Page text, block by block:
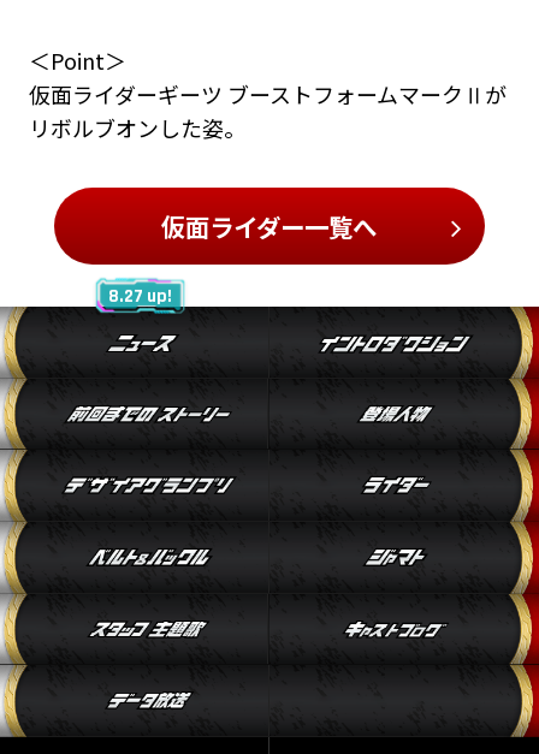
＜Point＞
仮面ライダーギーツ ブーストフォームマークⅡが
リボルブオンした姿。
仮面ライダー一覧へ
8.27 up!